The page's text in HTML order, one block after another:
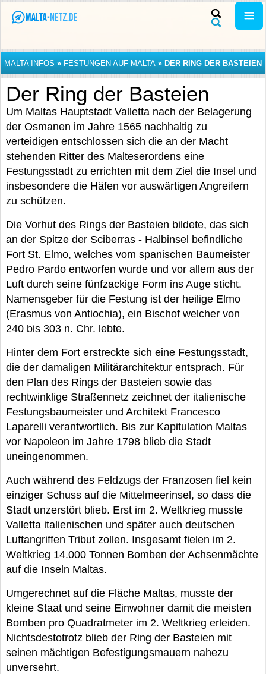
MALTA INFOS » FESTUNGEN AUF MALTA » DER RING DER BASTEIEN
Der Ring der Basteien
Um Maltas Hauptstadt Valletta nach der Belagerung
der Osmanen im Jahre 1565 nachhaltig zu
verteidigen entschlossen sich die an der Macht
stehenden Ritter des Malteserordens eine
Festungsstadt zu errichten mit dem Ziel die Insel und
insbesondere die Häfen vor auswärtigen Angreifern
zu schützen.
Die Vorhut des Rings der Basteien bildete, das sich
an der Spitze der Sciberras - Halbinsel befindliche
Fort St. Elmo, welches vom spanischen Baumeister
Pedro Pardo entworfen wurde und vor allem aus der
Luft durch seine fünfzackige Form ins Auge sticht.
Namensgeber für die Festung ist der heilige Elmo
(Erasmus von Antiochia), ein Bischof welcher von
240 bis 303 n. Chr. lebte.
Hinter dem Fort erstreckte sich eine Festungsstadt,
die der damaligen Militärarchitektur entsprach. Für
den Plan des Rings der Basteien sowie das
rechtwinklige Straßennetz zeichnet der italienische
Festungsbaumeister und Architekt Francesco
Laparelli verantwortlich. Bis zur Kapitulation Maltas
vor Napoleon im Jahre 1798 blieb die Stadt
uneingenommen.
Auch während des Feldzugs der Franzosen fiel kein
einziger Schuss auf die Mittelmeerinsel, so dass die
Stadt unzerstört blieb. Erst im 2. Weltkrieg musste
Valletta italienischen und später auch deutschen
Luftangriffen Tribut zollen. Insgesamt fielen im 2.
Weltkrieg 14.000 Tonnen Bomben der Achsenmächte
auf die Inseln Maltas.
Umgerechnet auf die Fläche Maltas, musste der
kleine Staat und seine Einwohner damit die meisten
Bomben pro Quadratmeter im 2. Weltkrieg erleiden.
Nichtsdestotrotz blieb der Ring der Basteien mit
seinen mächtigen Befestigungsmauern nahezu
unversehrt.